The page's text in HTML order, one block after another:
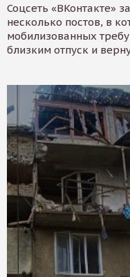
Соцсеть «ВКонтакте»
несколько постов, в
мобилизованных
близким отпуск и